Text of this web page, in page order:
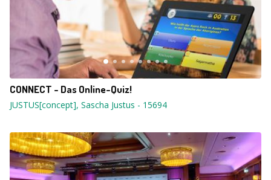
CONNECT - Das Online-Quiz!
JUSTUS[concept], Sascha Justus - 15694